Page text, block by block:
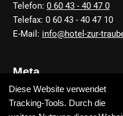
Telefon: 0 60 43 - 40 47 0
Telefax: 0 60 43 - 40 47 10
E-Mail: info@hotel-zur-
Meta
Anfahrt
Kontakt
Diese Website verwendet
Tracking-Tools. Durch die